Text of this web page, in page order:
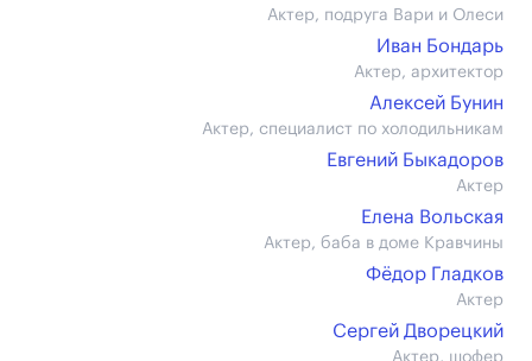
Актер, подруга Вари и Олеси
Иван Бондарь
Актер, архитектор
Алексей Бунин
Актер, специалист по холодильникам
Евгений Быкадоров
Актер
Елена Вольская
Актер, баба в доме Кравчины
Фёдор Гладков
Актер
Сергей Дворецкий
Актер, шофер